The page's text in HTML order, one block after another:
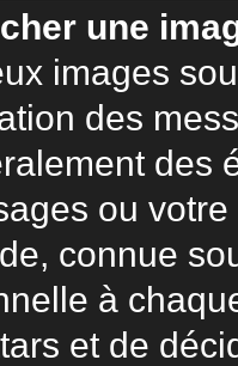
une
images
des
des
ou
connue
à
et de